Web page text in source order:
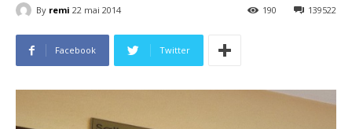
By remi 22 mai 2014 139522
190
Facebook Twitter